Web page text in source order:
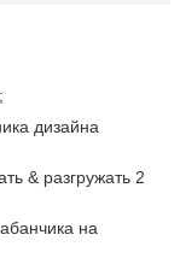
дизайна
& разгружать 2
на